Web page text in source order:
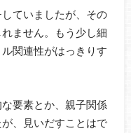
ていましたが、その
ません。もう少し細
関連性がはっきりす
要素とか、親子関係
、見いだすことはで